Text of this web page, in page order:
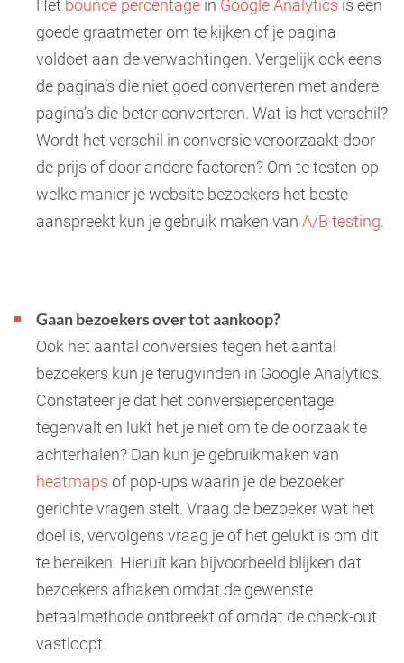
Het bounce percentage in GoogleAnalytics is een
goede graatmeter om te kijken of je pagina
voldoet aan de verwachtingen. Vergelijk ook eens
de pagina’s die niet goed converteren met andere
pagina’s die beter converteren. Wat is het verschil?
Wordt het verschil in conversie veroorzaakt door
de prijs of door andere factoren? Om te testen op
welke manier je website bezoekers het beste
aanspreekt kun je gebruik maken van A/B testing.
Gaan bezoekers over tot aankoop?
Ook het aantal conversies tegen het aantal
bezoekers kun je terugvinden in Google Analytics.
Constateer je dat het conversiepercentage
tegenvalt en lukt het je niet om te de oorzaak te
achterhalen? Dan kun je gebruikmaken van
heatmaps of pop-ups waarin je de bezoeker
gerichte vragen stelt. Vraag de bezoeker wat het
doel is, vervolgens vraag je of het gelukt is om dit
te bereiken. Hieruit kan bijvoorbeeld blijken dat
bezoekers afhaken omdat de gewenste
betaalmethode ontbreekt of omdat de check-out
vastloopt.